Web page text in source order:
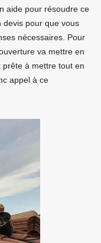
aide pour résoudre ce
devis pour que vous
nécessaires. Pour
va mettre en
à mettre tout en
appel à ce